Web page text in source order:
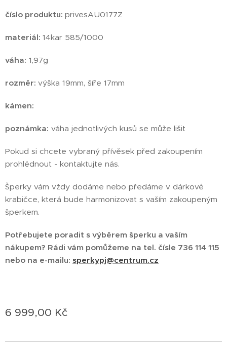
číslo produktu: privesAU0177Z
materiál: 14kar 585/1000
váha: 1,97g
rozměr: výška 19mm, šíře 17mm
kámen:
poznámka: váha jednotlivých kusů se může lišit
Pokud si chcete vybraný přívěsek před zakoupením
prohlédnout - kontaktujte nás.
Šperky vám vždy dodáme nebo předáme v dárkové
krabičce, která bude harmonizovat s vaším zakoupeným
šperkem.
Potřebujete poradit s výběrem šperku a vaším
nákupem? Rádi vám pomůžeme na tel. čísle 736 114 115
nebo na e-mailu: sperkypj@centrum.cz
6 999,00 Kč